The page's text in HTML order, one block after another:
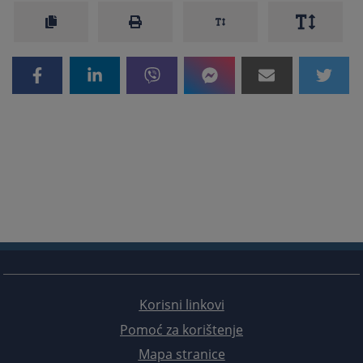
Korisni linkovi
Pomoć za korištenje
Mapa stranice